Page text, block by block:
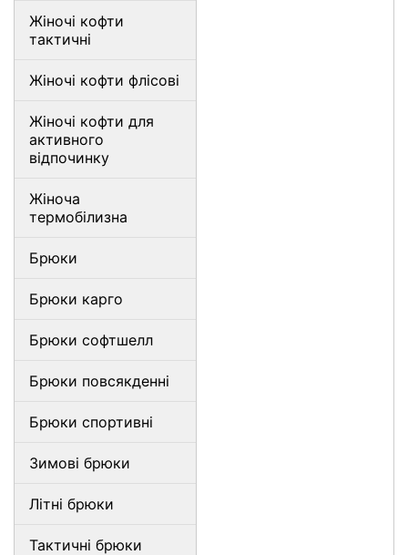
Жіночі кофти
тактичні
Жіночі кофти флісові
Жіночі кофти для
активного
відпочинку
Жіноча
термобілизна
Брюки
Брюки карго
Брюки софтшелл
Брюки повсякденні
Брюки спортивні
Зимові брюки
Літні брюки
Тактичні брюки